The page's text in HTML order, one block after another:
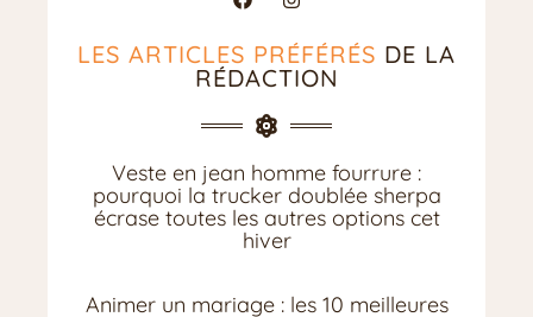
LES ARTICLES PRÉFÉRÉS DE LA
RÉDACTION
Veste en jean homme fourrure :
pourquoi la trucker doublée sherpa
écrase toutes les autres options cet
hiver
Animer un mariage : les 10 meilleures